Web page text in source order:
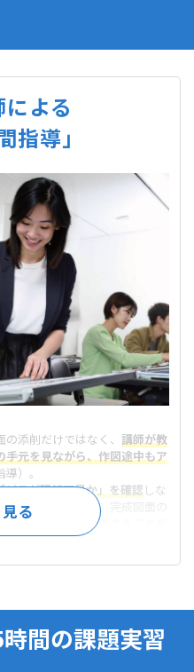
よる
指導」
添削だけではなく、 講師が教
元を見ながら、作図途中もア
）。
どこが理解不足か」を確認 しな
かり指導するため、完成図面の
問題点を把握・改善することが
すことができます。
間の課題実習